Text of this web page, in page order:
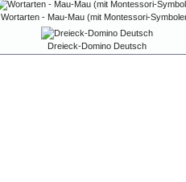
Wortarten - Mau-Mau (mit Montessori-
Dreieck-Domino Deutsch